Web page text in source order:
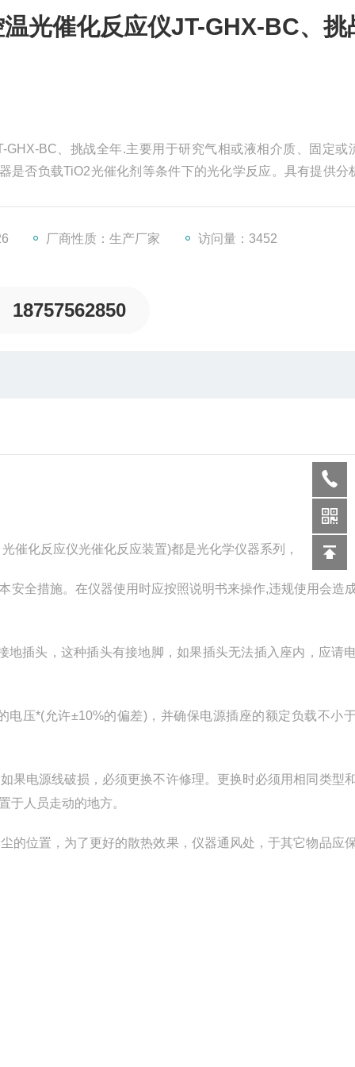
光催化反应仪JT-GHX-BC、挑
BC、挑战全年.主要用于研究气相或液相介质、固定或
是否负载TiO2光催化剂等条件下的光化学反应。具有提供分
厂商性质：生产厂家 访问量：3452
18757562850
催化反应仪光催化反应装置)都是光化学仪器系列，
全措施。在仪器使用时应按照说明书来操作,违规使用会造
插头，这种插头有接地脚，如果插头无法插入座内，应请
压*(允许±10%的偏差)，并确保电源插座的额定负载不小
果电源线破损，必须更换不许修理。更换时必须用相同类型
于人员走动的地方。
的位置，为了更好的散热效果，仪器通风处，于其它物品应